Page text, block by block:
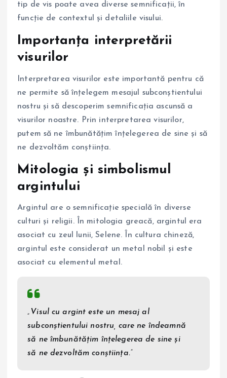
tip de vis poate avea diverse semnificații, în
funcție de contextul și detaliile visului.
Importanța interpretării
visurilor
Interpretarea visurilor este importantă pentru că
ne permite să înțelegem mesajul subconștientului
nostru și să descoperim semnificația ascunsă a
visurilor noastre. Prin interpretarea visurilor,
putem să ne îmbunătățim înțelegerea de sine și să
ne dezvoltăm conștiința.
Mitologia și simbolismul
argintului
Argintul are o semnificație specială în diverse
culturi și religii. În mitologia greacă, argintul era
asociat cu zeul lunii, Selene. În cultura chineză,
argintul este considerat un metal nobil și este
asociat cu elementul metal.
„Visul cu argint este un mesaj al
subconștientului nostru, care ne îndeamnă
să ne îmbunătățim înțelegerea de sine și
să ne dezvoltăm conștiința.”